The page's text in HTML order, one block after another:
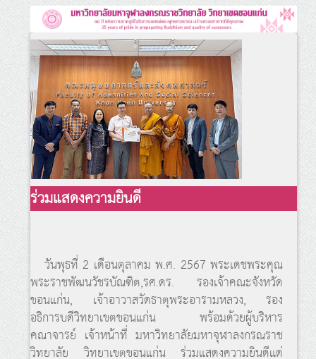
ร่วมแสดงความยินดี
วันพุธที่ 2 เดือนตุลาคม พ.ศ. 2567 พระเดชพระคุณ
พระราชพัฒนวัชรบัณฑิต,รศ.ดร. รองเจ้าคณะจังหวัด
ขอนแก่น, เจ้าอาวาสวัดธาตุพระอารามหลวง, รอง
อธิการบดีวิทยาเขตขอนแก่น พร้อมด้วยผู้บริหาร
คณาจารย์ เจ้าหน้าที่ มหาวิทยาลัยมหาจุฬาลงกรณราช
วิทยาลัย วิทยาเขตขอนแก่น ร่วมแสดงความยินดีแด่